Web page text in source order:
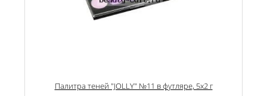
Палитра теней "JOLLY" №11 в футляре, 5х2 г